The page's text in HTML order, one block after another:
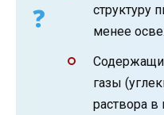
структуру
менее
газы
раствора